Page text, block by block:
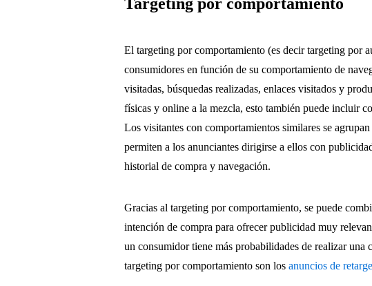
El targeting por comportamiento (es decir targeting por
consumidores en función de su comportamiento de
visitadas, búsquedas realizadas, enlaces visitados y
físicas y online a la mezcla, esto también puede incluir
Los visitantes con comportamientos similares se
permiten a los anunciantes dirigirse a ellos con
historial de compra y navegación.
Gracias al targeting por comportamiento, se puede
intención de compra para ofrecer publicidad muy
un consumidor tiene más probabilidades de realizar
targeting por comportamiento son losanuncios de